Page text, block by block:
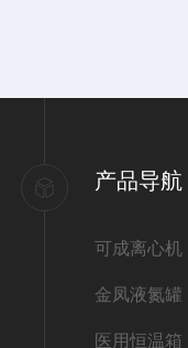
产品导航
可成离心机
金凤液氮罐
医用恒温箱